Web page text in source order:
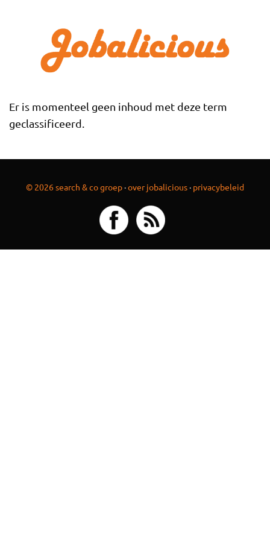
Er is momenteel geen inhoud met deze term
geclassificeerd.
© 2026 search & co groep ·over jobalicious · privacybeleid